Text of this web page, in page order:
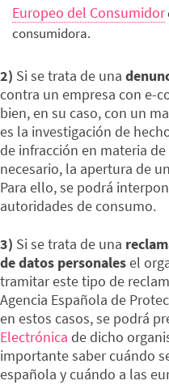
Europeo del Consumidor
consumidora.
2) Si se trata de una
contra un empresa con e-
bien, en su caso, con un
es la investigación de
de infracción en materia
necesario, la apertura de
Para ello, se podrá
autoridades de consumo.
3) Si se trata de una
de datos personalesel
tramitar este tipo de
Agencia Española de
en estos casos, se podrá
Electrónica de dicho
importante saber cuándo
española y cuándo a las